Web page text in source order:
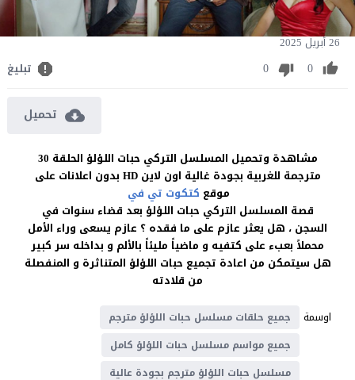
26 أبريل 2025
0
0 تبليغ
تحميل
مشاهدة وتحميل المسلسل التركي حبات اللؤلؤ الحلقة 30
مترجمة للغربية بجودة غالية اون لاين HD بدون اعلانات على
موقع كتكوت تي في
قصة المسلسل التركي حبات اللؤلؤ بعد قضاء سنوات في
السجن ، هل يعثر عازم على ما فقده ؟ عازم يسعى وراء الأمل
محملاً بعبء على كتفيه و ماضياً مليئاً بالألم و بداخله سر كبير
هل سيتمكن من اعادة تجميع حبات اللؤلؤ المتناثرة و المنفصلة
من قلادته
اوسمة
جميع حلقات مسلسل حبات اللؤلؤ مترجم
جميع مواسم مسلسل حبات اللؤلؤ كامل
مسلسل حبات اللؤلؤ مترجم بجودة عالية